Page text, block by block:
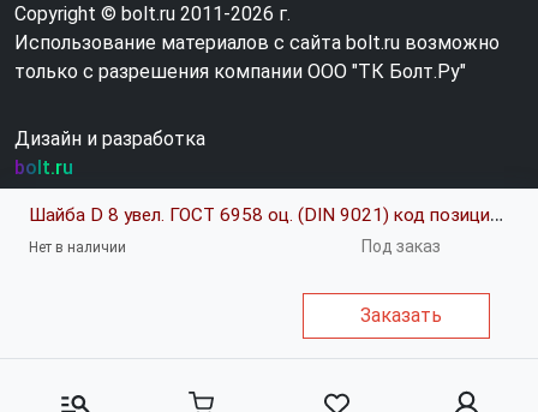
Шайба D 8 увел. ГОСТ 6958 оц. (DIN 9021) код позиции 0339573
Нет в наличии Под заказ
Заказать
Copyright © bolt.ru 2011-2026 г.
Использование материалов с сайта bolt.ru возможно
только с разрешения компании ООО "ТК Болт.Ру"
Дизайн и разработка
bolt.ru